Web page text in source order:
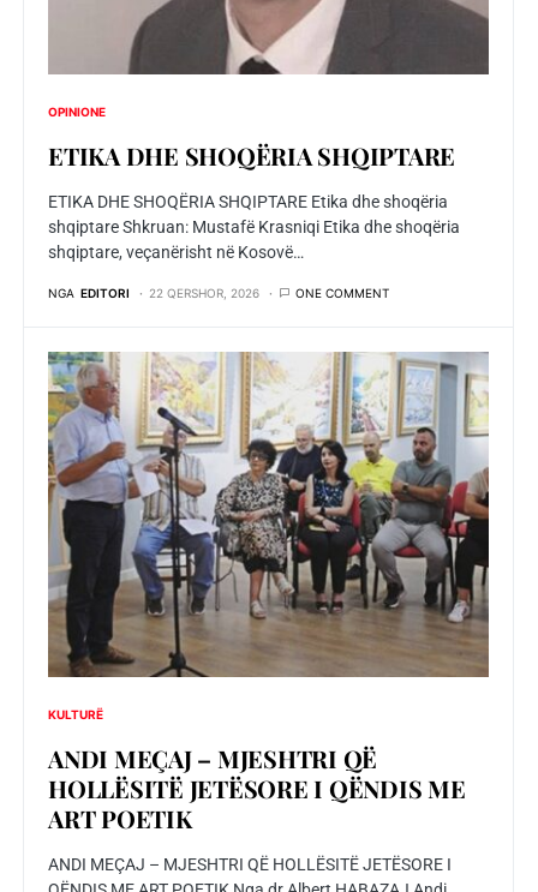
OPINIONE
ETIKA DHE SHOQЁRIA SHQIPTARE
ETIKA DHE SHOQЁRIA SHQIPTARE Etika dhe shoqëria
shqiptare Shkruan: Mustafë Krasniqi Etika dhe shoqëria
shqiptare, veçanërisht në Kosovë…
NGA EDITORI 22 QERSHOR, 2026 ONE COMMENT
KULTURË
ANDI MEÇAJ – MJESHTRI QË
HOLLËSITË JETËSORE I QËNDIS ME
ART POETIK
ANDI MEÇAJ – MJESHTRI QË HOLLËSITË JETËSORE I